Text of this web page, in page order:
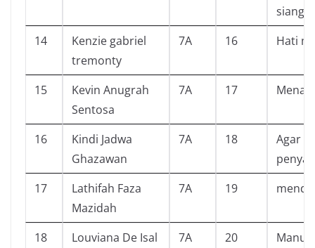
siang
14
Kenzie gabriel
tremonty
7A 16 Hati
15
Kevin Anugrah
Sentosa
7A 17
16
Kindi Jadwa
Ghazawan
7A 18
Agar
17
Lathifah Faza
Mazidah
7A 19
18 Louviana De Isal 7A 20